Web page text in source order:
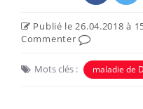
Publié le 26.04.2018 à
Commenter
Mots clés : maladie de